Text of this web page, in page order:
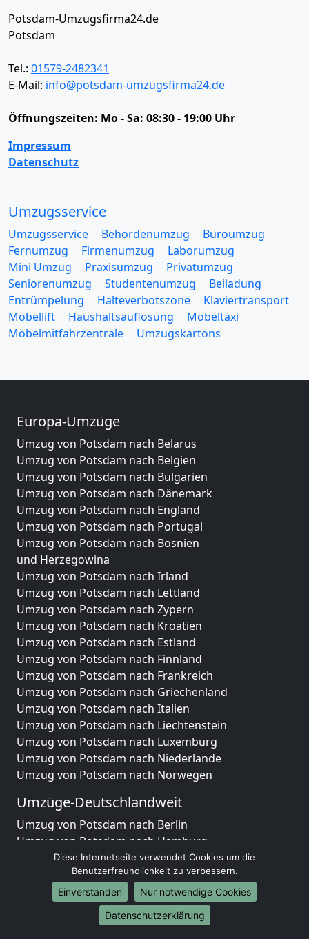
Potsdam-Umzugsfirma24.de
Potsdam
Tel.: 01579-2482341
E-Mail: info@potsdam-umzugsfirma24.de
Öffnungszeiten: Mo - Sa: 08:30 - 19:00 Uhr
Impressum
Datenschutz
Umzugsservice
Umzugsservice Behördenumzug
Büroumzug
Fernumzug
Firmenumzug
Laborumzug
Mini Umzug
Praxisumzug
Privatumzug
Seniorenumzug
Studentenumzug
Beiladung
Entrümpelung
Halteverbotszone
Klaviertransport
Möbellift
Haushaltsauflösung
Möbeltaxi
Möbelmitfahrzentrale
Umzugskartons
Europa-Umzüge
Umzug von Potsdam nach Belarus
Umzug von Potsdam nach Belgien
Umzug von Potsdam nach Bulgarien
Umzug von Potsdam nach Dänemark
Umzug von Potsdam nach England
Umzug von Potsdam nach Portugal
Umzug von Potsdam nach Bosnien
und Herzegowina
Umzug von Potsdam nach Irland
Umzug von Potsdam nach Lettland
Umzug von Potsdam nach Zypern
Umzug von Potsdam nach Kroatien
Umzug von Potsdam nach Estland
Umzug von Potsdam nach Finnland
Umzug von Potsdam nach Frankreich
Umzug von Potsdam nach Griechenland
Umzug von Potsdam nach Italien
Umzug von Potsdam nach Liechtenstein
Umzug von Potsdam nach Luxemburg
Umzug von Potsdam nach Niederlande
Umzug von Potsdam nach Norwegen
Umzüge-Deutschlandweit
Umzug von Potsdam nach Berlin
Umzug von Potsdam nach Hamburg
Umzug von Potsdam nach München
Umzug von Potsdam nach Köln
Umzug von Potsdam nach Frankfurt am Main
Umzug von Potsdam nach Stuttgart
Umzug von Potsdam nach Düsseldorf
Diese Internetseite verwendet Cookies um die
Benutzerfreundlichkeit zu verbessern.
Einverstanden
Nur notwendige Cookies
Datenschutzerklärung